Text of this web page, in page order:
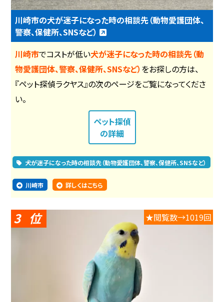
川崎市の犬が迷子になった時の相談先（動物愛護団体、
警察、保健所、SNSなど）
川崎市でコストが低い犬が迷子になった時の相談先（動
物愛護団体、警察、保健所、SNSなど） をお探しの方は、
『ペット探偵ラクヤス』の次のページをご覧になってくださ
い。
ペット探偵
の詳細
犬が迷子になった時の相談先（動物愛護団体、警察、保健所、SNSなど）
川崎市 詳しくはこちら
3 ★閲覧数→1019回